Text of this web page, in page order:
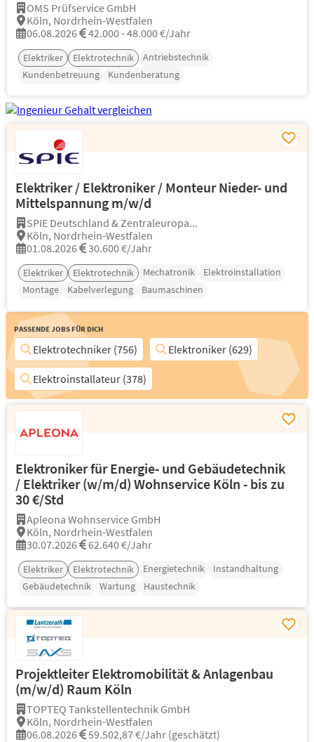
OMS Prüfservice GmbH
Köln, Nordrhein-Westfalen
06.08.2026
42.000 - 48.000 €/Jahr
Elektriker Elektrotechnik
Antriebstechnik
Kundenbetreuung
Kundenberatung
Elektriker / Elektroniker / Monteur Nieder- und
Mittelspannung m/w/d
SPIE Deutschland & Zentraleuropa...
Köln, Nordrhein-Westfalen
01.08.2026
30.600 €/Jahr
Elektriker Elektrotechnik Mechatronik
Elektroinstallation
Montage
Kabelverlegung Baumaschinen
Passende Jobs für Dich
Elektrotechniker (756)
Elektroniker (629)
Elektroinstallateur (378)
Elektroniker für Energie- und Gebäudetechnik
/ Elektriker (w/m/d) Wohnservice Köln - bis zu
30 €/Std
Apleona Wohnservice GmbH
Köln, Nordrhein-Westfalen
30.07.2026
62.640 €/Jahr
Elektriker Elektrotechnik Energietechnik
Instandhaltung
Gebäudetechnik
Wartung Haustechnik
Projektleiter Elektromobilität & Anlagenbau
(m/w/d) Raum Köln
TOPTEQ Tankstellentechnik GmbH
Köln, Nordrhein-Westfalen
06.08.2026
59.502,87 €/Jahr (geschätzt)